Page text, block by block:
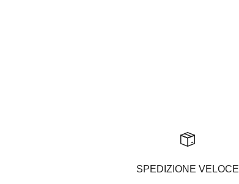
SPEDIZIONE VELOCE